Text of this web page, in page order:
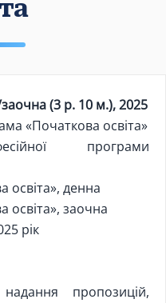
(3 р. 10 м.), 2025
«Початкова освіта»
програми
освіта», денна
освіта», заочна
рік
пропозицій,